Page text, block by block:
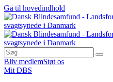
Gå til hovedindhold
Bliv medlemStøt os
Mit DBS